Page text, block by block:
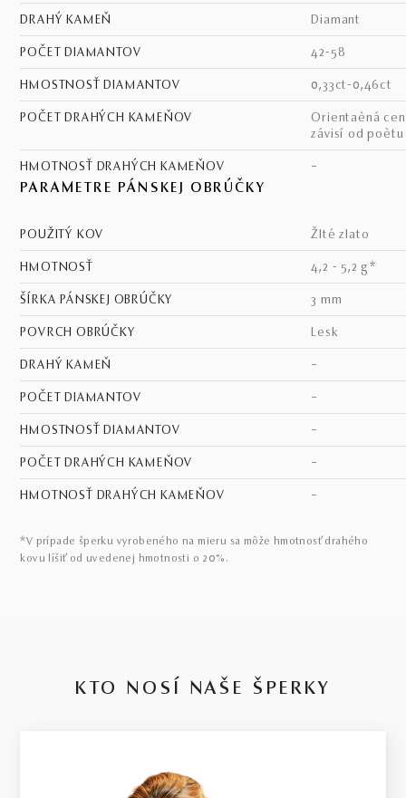
DRAHÝ KAMEŇ diamant
POČET DIAMANTOV 42-58
HMOSTNOSŤ DIAMANTOV 0,33ct-0,46ct
POČET DRAHÝCH KAMEŇOV
Orientaèná cena - cena
závisí od
HMOTNOSŤ DRAHÝCH KAMEŇOV –
PARAMETRE PÁNSKEJ OBRÚČKY
POUŽITÝ KOV žlté zlato
HMOTNOSŤ 4,2 - 5,2 g*
ŠÍRKA PÁNSKEJ OBRÚČKY 3 mm
POVRCH OBRÚČKY lesk
DRAHÝ KAMEŇ –
POČET DIAMANTOV –
HMOSTNOSŤ DIAMANTOV –
POČET DRAHÝCH KAMEŇOV –
HMOTNOSŤ DRAHÝCH KAMEŇOV –
*V prípade šperku vyrobeného na mieru sa môže hmotnosť drahého
kovu líšiť od uvedenej hmotnosti o 20%.
KTO NOSÍ NAŠE ŠPERKY